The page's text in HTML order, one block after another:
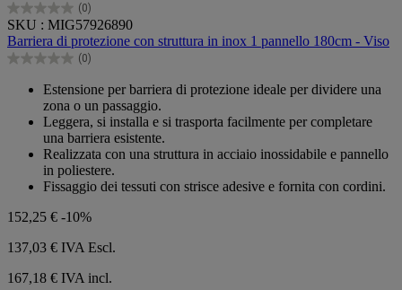
(0)
0.0
su
5
stelle.
SKU : MIG57926890
Barriera di protezione con struttura in inox 1 pannello 180cm - Viso
(0)
0.0
Estensione per barriera di protezione ideale per dividere una
zona o un passaggio.
Leggera, si installa e si trasporta facilmente per completare
una barriera esistente.
Realizzata con una struttura in acciaio inossidabile e pannello
in poliestere.
Fissaggio dei tessuti con strisce adesive e fornita con cordini.
152,25 € -10%
137,03 € IVA Escl.
167,18 € IVA incl.